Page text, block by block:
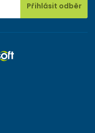
Přihlásit odběr